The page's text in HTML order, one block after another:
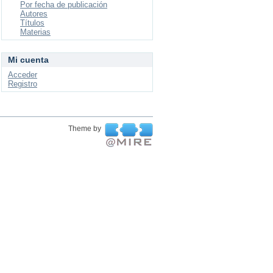
Por fecha de publicación
Autores
Títulos
Materias
Mi cuenta
Acceder
Registro
Theme by